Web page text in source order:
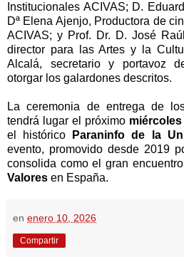
Institucionales ACIVAS; D.
Dª Elena Ajenjo, Productora de
ACIVAS; y Prof. Dr. D. José
director para las Artes y la
Alcalá, secretario y portavoz
otorgar los galardones descritos.
La ceremonia de entrega de
tendrá lugar el próximo
el histórico
Paraninfo de la
evento, promovido desde 2019
consolida como el gran
Valores en España.
en enero 10, 2026
Compartir